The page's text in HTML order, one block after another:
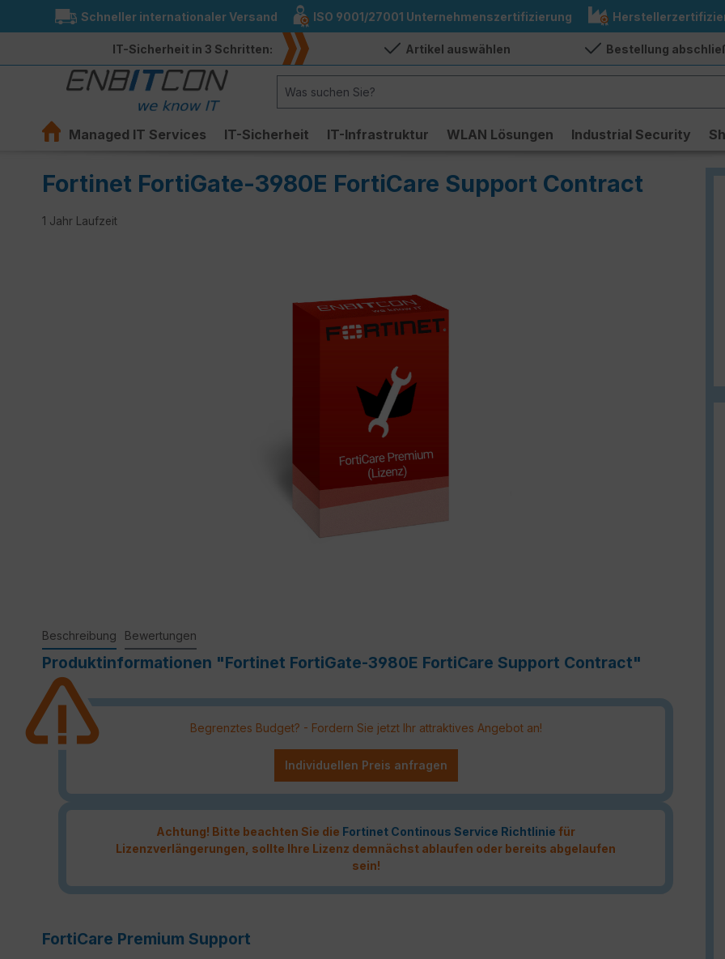
Zur Hauptnavigation springen
Schneller internationaler Versand ISO 9001/27001 Unternehmenszertifizierung
IT-Sicherheit in 3 Schritten: Artikel auswählen Bestellung
Managed IT Services IT-Sicherheit IT-Infrastruktur WLAN Lösungen Industrial Security
Fortinet FortiGate-3980E FortiCare Support Contract
1 Jahr Laufzeit
Beschreibung Bewertungen
Produktinformationen "Fortinet FortiGate-3980E FortiCare Support Contract"
Begrenztes Budget? - Fordern Sie jetzt Ihr attraktives Angebot an!
Individuellen Preis anfragen
Achtung! Bitte beachten Sie die Fortinet Continous Service Richtlinie für
Lizenzverlängerungen, sollte Ihre Lizenz demnächst ablaufen oder bereits abgelaufen
sein!
FortiCare Premium Support